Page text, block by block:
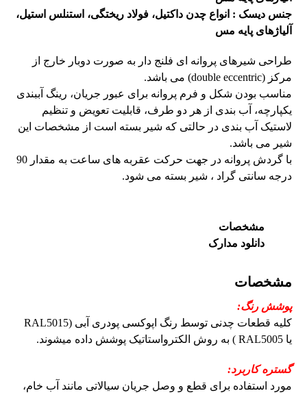
جنس دیسک : انواع چدن داکتیل، فولاد ریختگی، استنلس استیل،
آلیاژهای پایه مس
طراحی شیرهای پروانه ای فلنج دار به صورت دوبار خارج از
مرکز (double eccentric) می باشد.
مناسب بودن شکل و فرم پروانه برای عبور جریان، رینگ آببندی
یکپارچه، آب بندی از هر دو طرف، قابلیت تعویض و تنظیم
لاستیک آب بندی در حالتی که شیر بسته است از مشخصات این
شیر می باشد.
با گردش پروانه در جهت حرکت عقربه های ساعت به مقدار 90
درجه سانتی گراد ، شیر بسته می شود.
مشخصات
دانلود مدارک
مشخصات
پوشش رنگ:
کلیه قطعات چدنی توسط رنگ اپوکسی پودری آبی (RAL5015
یا RAL5005 ) به روش الکترواستاتیک پوشش داده میشوند.
گستره کاربرد:
مورد استفاده برای قطع و وصل جریان سیالاتی مانند آب خام،